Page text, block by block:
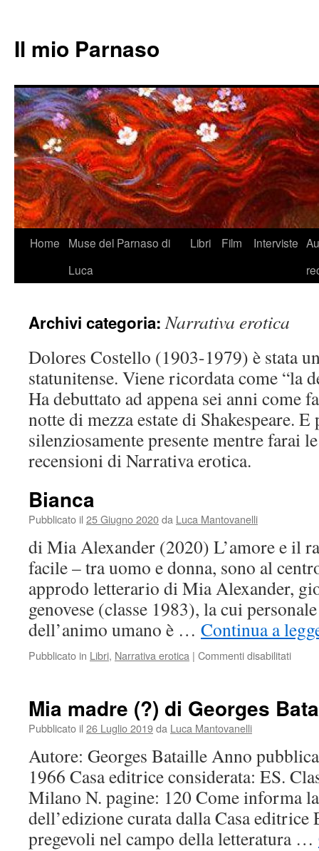
Il mio Parnaso
VaiHome
Muse del Parnaso di
Luca
Libri Film Interviste
Archivi categoria:Narrativa erotica
Dolores Costello (1903-1979) è stata
statunitense. Viene ricordata come “la
Ha debuttato ad appena sei anni come
notte di mezza estate di Shakespeare.
silenziosamente presente mentre farai
recensioni di Narrativa erotica.
Bianca
Pubblicato il 25 Giugno 2020da Luca Mantovanelli
di Mia Alexander (2020) L’amore e il
facile – tra uomo e donna, sono al
approdo letterario di Mia Alexander,
genovese (classe 1983), la cui
dell’animo umano è … Continua a
Pubblicato in Libri, Narrativa erotica | Commenti disabilitatisu
Mia madre (?) di Georges
Pubblicato il 26 Luglio 2019da Luca Mantovanelli
Autore: Georges Bataille Anno
1966 Casa editrice considerata: ES.
Milano N. pagine: 120 Come informa
dell’edizione curata dalla Casa editrice
pregevoli nel campo della letteratura …